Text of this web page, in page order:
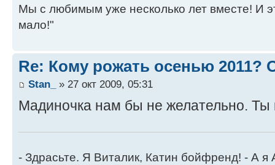
Мы с любимым уже несколько лет вместе! И
мало!"
Re: Кому рожать осенью 2011?
Stan_ » 27 окт 2009, 05:31
Мадиночка нам бы не желательно. Ты
- Здрасьте. Я Виталик, Катин бойфренд! - А я